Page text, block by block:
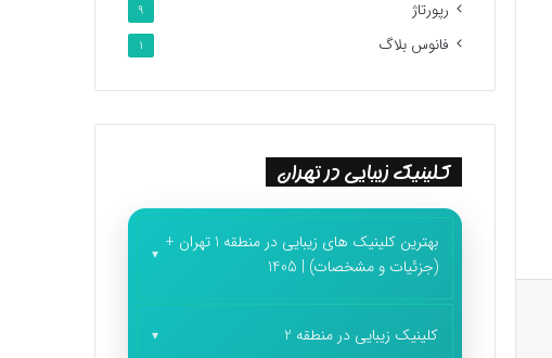
رپورتاژ 9
فانوس بلاگ 1
کلینیک زیبایی در تهران
بهترین کلینیک های زیبایی در منطقه 1 تهران +
(جزئیات و مشخصات) | 1405
کلینیک زیبایی در منطقه 2